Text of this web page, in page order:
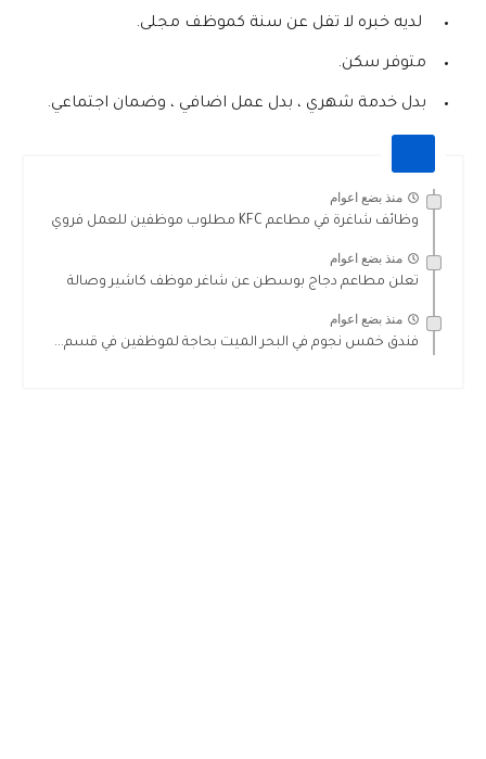
لديه خبره لا تفل عن سنة كموظف مجلى.
متوفر سكن.
بدل خدمة شهري ، بدل عمل اضافي ، وضمان اجتماعي.
منذ بضع اعوام
وظائف شاغرة في مطاعم KFC مطلوب موظفين للعمل فروي
منذ بضع اعوام
تعلن مطاعم دجاج بوسطن عن شاغر موظف كاشير وصالة
منذ بضع اعوام
فندق خمس نجوم في البحر الميت بحاجة لموظفين في قسم...